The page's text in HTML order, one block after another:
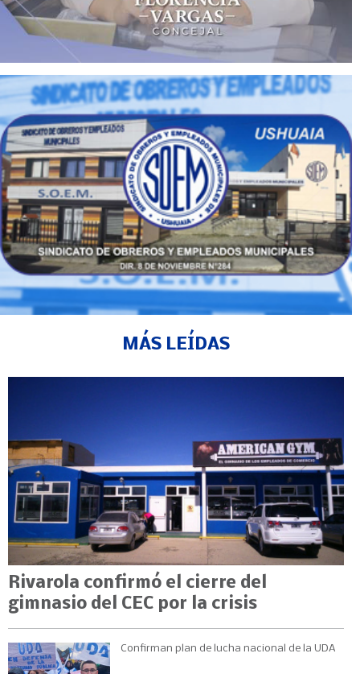
MÁS LEÍDAS
Rivarola confirmó el cierre del
gimnasio del CEC por la crisis
Confirman plan de lucha nacional de la UDA